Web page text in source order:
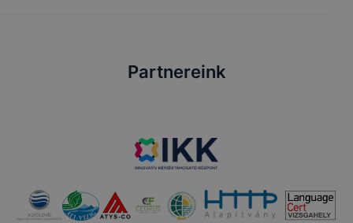
Partnereink